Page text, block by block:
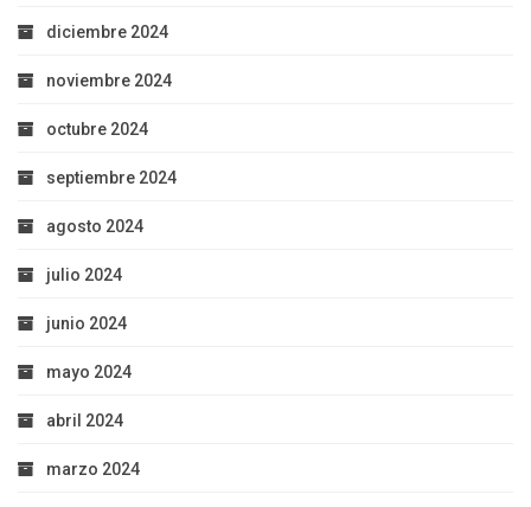
diciembre 2024
noviembre 2024
octubre 2024
septiembre 2024
agosto 2024
julio 2024
junio 2024
mayo 2024
abril 2024
marzo 2024